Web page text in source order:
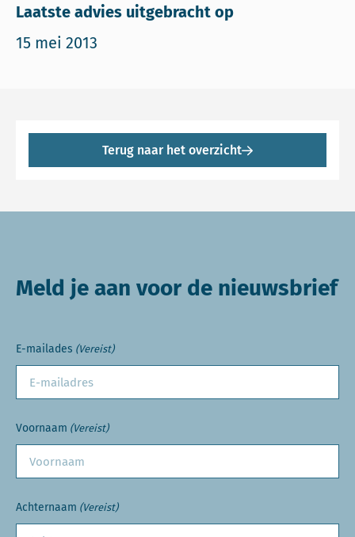
Laatste advies uitgebracht op
15 mei 2013
Terug naar het overzicht
Meld je aan voor de nieuwsbrief
E-mailades (Vereist)
Voornaam (Vereist)
Achternaam (Vereist)